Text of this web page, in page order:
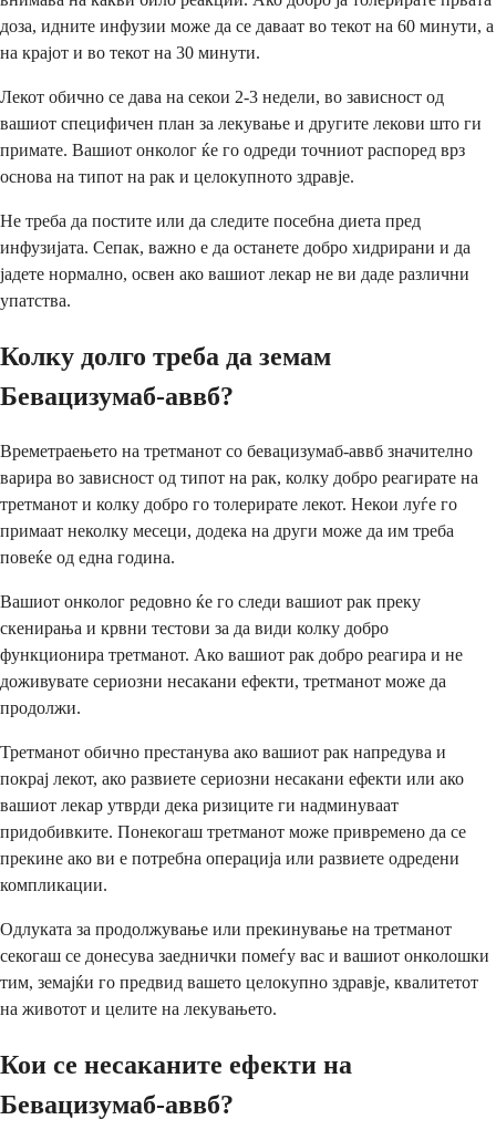
доза, идните инфузии може да се даваат во текот на 60 минути, а
на крајот и во текот на 30 минути.
Лекот обично се дава на секои 2-3 недели, во зависност од
вашиот специфичен план за лекување и другите лекови што ги
примате. Вашиот онколог ќе го одреди точниот распоред врз
основа на типот на рак и целокупното здравје.
Не треба да постите или да следите посебна диета пред
инфузијата. Сепак, важно е да останете добро хидрирани и да
јадете нормално, освен ако вашиот лекар не ви даде различни
упатства.
Колку долго треба да земам
Бевацизумаб-аввб?
Времетраењето на третманот со бевацизумаб-аввб значително
варира во зависност од типот на рак, колку добро реагирате на
третманот и колку добро го толерирате лекот. Некои луѓе го
примаат неколку месеци, додека на други може да им треба
повеќе од една година.
Вашиот онколог редовно ќе го следи вашиот рак преку
скенирања и крвни тестови за да види колку добро
функционира третманот. Ако вашиот рак добро реагира и не
доживувате сериозни несакани ефекти, третманот може да
продолжи.
Третманот обично престанува ако вашиот рак напредува и
покрај лекот, ако развиете сериозни несакани ефекти или ако
вашиот лекар утврди дека ризиците ги надминуваат
придобивките. Понекогаш третманот може привремено да се
прекине ако ви е потребна операција или развиете одредени
компликации.
Одлуката за продолжување или прекинување на третманот
секогаш се донесува заеднички помеѓу вас и вашиот онколошки
тим, земајќи го предвид вашето целокупно здравје, квалитетот
на животот и целите на лекувањето.
Кои се несаканите ефекти на
Бевацизумаб-аввб?